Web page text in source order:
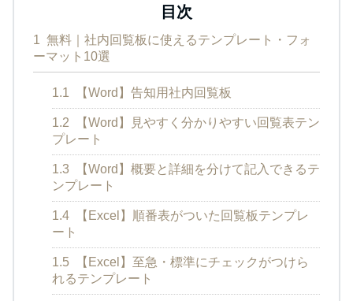
目次
1 無料｜社内回覧板に使えるテンプレート・フォ
ーマット10選
1.1 【Word】告知用社内回覧板
1.2
【Word】見やすく分かりやすい回覧表テン
プレート
1.3
【Word】概要と詳細を分けて記入できるテ
ンプレート
1.4
【Excel】順番表がついた回覧板テンプレ
ート
1.5
【Excel】至急・標準にチェックがつけら
れるテンプレート